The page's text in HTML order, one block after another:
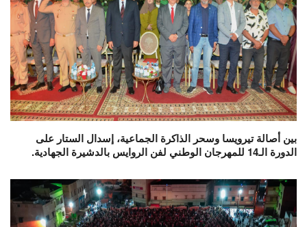
بين أصالة تيرويسا وسحر الذاكرة الجماعية، إسدال الستار على
الدورة الـ14 للمهرجان الوطني لفن الروايس بالدشيرة الجهادية.